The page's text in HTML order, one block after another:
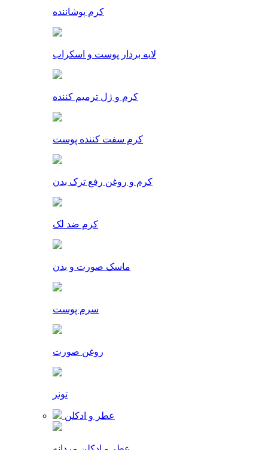
کرم پوشاننده
لایه بردار پوست و اسکراب
کرم و ژل ترمیم کننده
کرم سفت کننده پوست
کرم و روغن رفع ترک بدن
کرم ضد لک
ماسک صورت و بدن
سرم پوست
روغن صورت
تونر
عطر و ادکلن